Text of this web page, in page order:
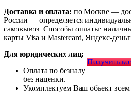
Доставка и оплата: по Москве —
России — определяется
самовывоз. Способы оплаты:
карты Visa и Mastercard, Яндекс-
Получить
Для юридических лиц:
Оплата по безналу
без наценки.
Укомплектуем Ваш объект